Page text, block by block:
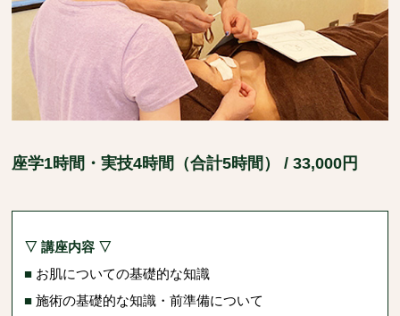
座学1時間・実技4時間（合計5時間） / 33,000円
▽ 講座内容 ▽
■ お肌についての基礎的な知識
■ 施術の基礎的な知識・前準備について